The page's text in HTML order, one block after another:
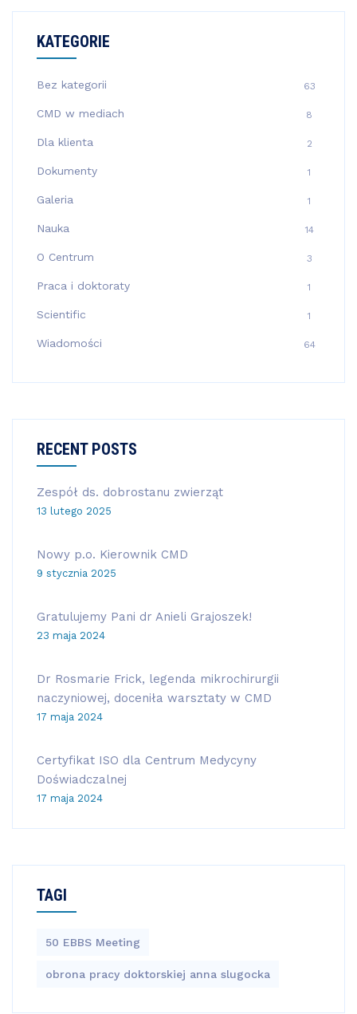
KATEGORIE
Bez kategorii 63
CMD w mediach 8
Dla klienta 2
Dokumenty 1
Galeria 1
Nauka 14
O Centrum 3
Praca i doktoraty 1
Scientific 1
Wiadomości 64
RECENT POSTS
Zespół ds. dobrostanu zwierząt
13 lutego 2025
Nowy p.o. Kierownik CMD
9 stycznia 2025
Gratulujemy Pani dr Anieli Grajoszek!
23 maja 2024
Dr Rosmarie Frick, legenda mikrochirurgii
naczyniowej, doceniła warsztaty w CMD
17 maja 2024
Certyfikat ISO dla Centrum Medycyny
Doświadczalnej
17 maja 2024
TAGI
50 EBBS Meeting
obrona pracy doktorskiej anna slugocka